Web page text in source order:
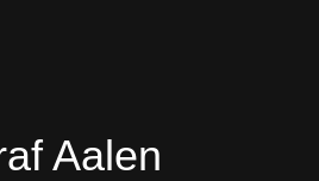
Aalen